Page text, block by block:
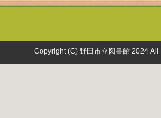
Copyright (C) 野田市立図書館 2024